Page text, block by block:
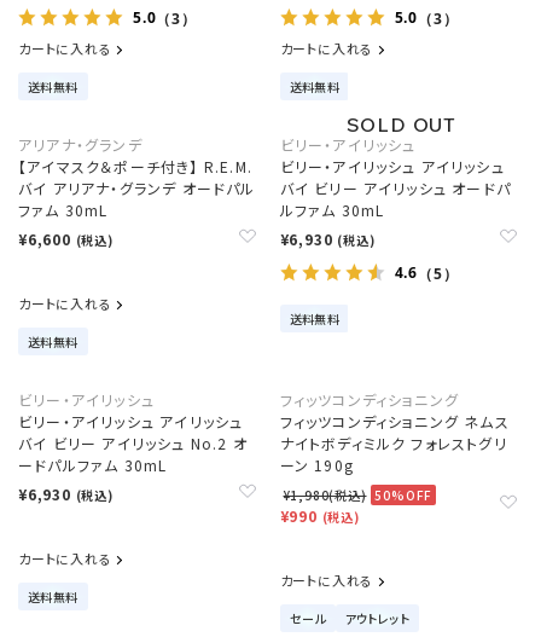
5.0 （3）
カートに入れる
送料無料
5.0 （3）
カートに入れる
送料無料
アリアナ・グランデ
【アイマスク＆ポーチ付き】 R.E.M.
バイ アリアナ・グランデ オードパル
ファム 30mL
¥6,600 (税込)
カートに入れる
送料無料
ビリー・アイリッシュ
ビリー・アイリッシュ アイリッシュ
バイ ビリー アイリッシュ オードパ
ルファム 30mL
¥6,930 (税込)
4.6 （5）
送料無料
ビリー・アイリッシュ
ビリー・アイリッシュ アイリッシュ
バイ ビリー アイリッシュ No.2 オ
ードパルファム 30mL
¥6,930 (税込)
カートに入れる
送料無料
フィッツコンディショニング
フィッツコンディショニング ネムス
ナイトボディミルク フォレストグリ
ーン 190g
¥1,980(税込) 50%OFF
¥990 (税込)
カートに入れる
セール アウトレット